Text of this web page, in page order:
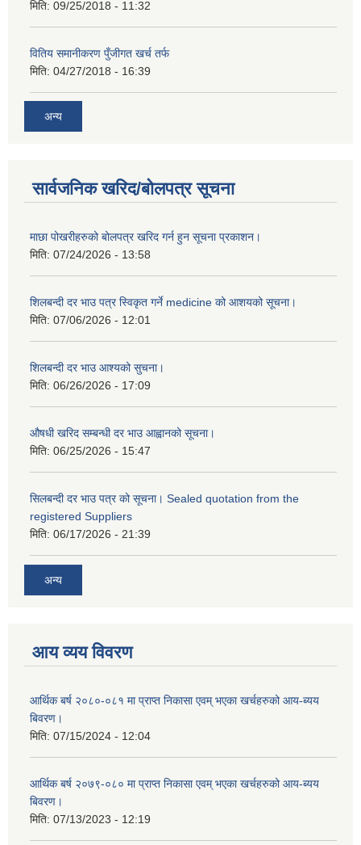
मिति: 09/25/2018 - 11:32
वितिय समानीकरण पुँजीगत खर्च तर्फ
मिति: 04/27/2018 - 16:39
अन्य
सार्वजनिक खरिद/बोलपत्र सूचना
माछा पोखरीहरुको बोलपत्र खरिद गर्न हुन सूचना प्रकाशन।
मिति: 07/24/2026 - 13:58
शिलबन्दी दर भाउ पत्र स्विकृत गर्ने medicine को आशयको सूचना।
मिति: 07/06/2026 - 12:01
शिलबन्दी दर भाउ आश्यको सुचना।
मिति: 06/26/2026 - 17:09
औषधी खरिद सम्बन्धी दर भाउ आह्वानको सूचना।
मिति: 06/25/2026 - 15:47
सिलबन्दी दर भाउ पत्र को सूचना। Sealed quotation from the
registered Suppliers
मिति: 06/17/2026 - 21:39
अन्य
आय व्यय विवरण
आर्थिक बर्ष २०८०-०८१ मा प्राप्त निकासा एवम् भएका खर्चहरुको आय-ब्यय
बिवरण।
मिति: 07/15/2024 - 12:04
आर्थिक बर्ष २०७९-०८० मा प्राप्त निकासा एवम् भएका खर्चहरुको आय-ब्यय
बिवरण।
मिति: 07/13/2023 - 12:19